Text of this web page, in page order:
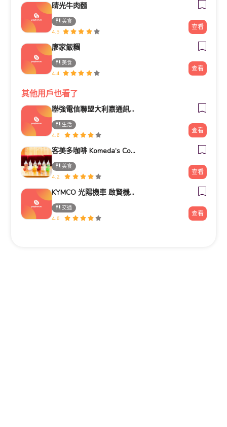
晴光牛肉麵
美食
4.5
查看
廖家飯糰
美食
4.4
查看
其他用戶也看了
聯強電信聯盟大利嘉通訊生活館
生活
4.6
查看
客美多咖啡 Komeda‘s Coffee - 台南小北店
美食
4.2
查看
KYMCO 光陽機車 啟賢機車行
交通
4.6
查看